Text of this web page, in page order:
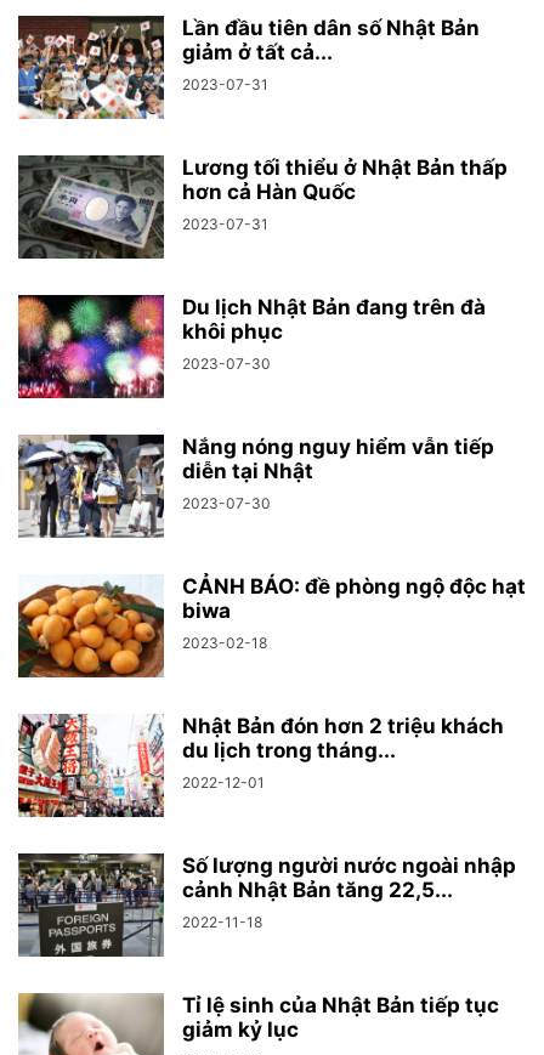
Lần đầu tiên dân số Nhật Bản
giảm ở tất cả...
2023-07-31
Lương tối thiểu ở Nhật Bản thấp
hơn cả Hàn Quốc
2023-07-31
Du lịch Nhật Bản đang trên đà
khôi phục
2023-07-30
Nắng nóng nguy hiểm vẫn tiếp
diễn tại Nhật
2023-07-30
CẢNH BÁO: đề phòng ngộ độc hạt
biwa
2023-02-18
Nhật Bản đón hơn 2 triệu khách
du lịch trong tháng...
2022-12-01
Số lượng người nước ngoài nhập
cảnh Nhật Bản tăng 22,5...
2022-11-18
Tỉ lệ sinh của Nhật Bản tiếp tục
giảm kỷ lục